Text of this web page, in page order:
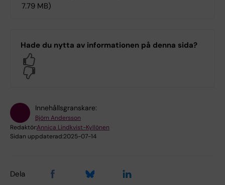
7.79 MB)
Hade du nytta av informationen på denna sida?
Innehållsgranskare:
Björn Andersson
Redaktör:Annica Lindkvist-Kyllönen
Sidan uppdaterad:2025-07-14
Dela